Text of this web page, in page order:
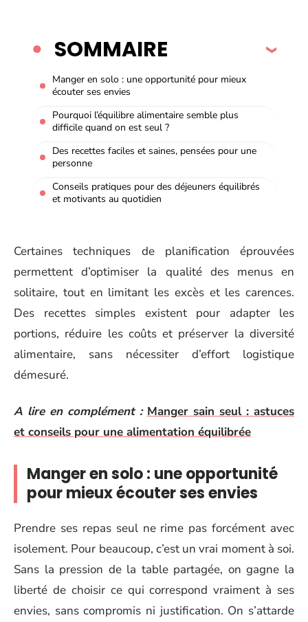
SOMMAIRE
Manger en solo : une opportunité pour mieux
écouter ses envies
Pourquoi l’équilibre alimentaire semble plus
difficile quand on est seul ?
Des recettes faciles et saines, pensées pour une
personne
Conseils pratiques pour des déjeuners équilibrés
et motivants au quotidien
Certaines techniques de planification éprouvées
permettent d’optimiser la qualité des menus en
solitaire, tout en limitant les excès et les carences.
Des recettes simples existent pour adapter les
portions, réduire les coûts et préserver la diversité
alimentaire, sans nécessiter d’effort logistique
démesuré.
A lire en complément : Manger sain seul : astuces
et conseils pour une alimentation équilibrée
Manger en solo : une opportunité
pour mieux écouter ses envies
Prendre ses repas seul ne rime pas forcément avec
isolement. Pour beaucoup, c’est un vrai moment à soi.
Sans la pression de la table partagée, on gagne la
liberté de choisir ce qui correspond vraiment à ses
envies, sans compromis ni justification. On s’attarde